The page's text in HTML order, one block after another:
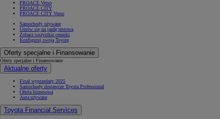
PROACE Verso
PROACE CITY
PROACE CITY Verso
Samochody używane
Umów się na jazdę testową
Zobacz wszystkie cenniki
Konfiguruj swoją Toyotę
Oferty specjalne i Finansowanie
Oferty specjalne i Finansowanie
Aktualne oferty
Finał wyprzedaży 2025
Samochody dostawcze Toyota Professional
Oferta biznesowa
Auta używane
Toyota Financial Services